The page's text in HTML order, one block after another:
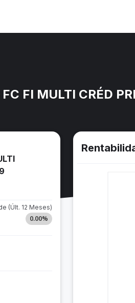
FC FI MULTI CRÉD
(Últ. 12 Meses)
0.00%